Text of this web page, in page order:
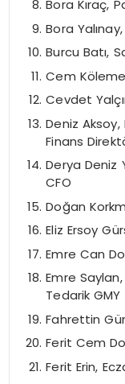
Bora Kıraç,
Bora
Burcu Batı,
Cem
Cevdet
Deniz Aksoy,
Finans
Derya Deniz
CFO
Doğan
Eliz Ersoy
Emre Can
Emre
Tedarik GMY
Fahrettin
Ferit Cem
Ferit Erin,